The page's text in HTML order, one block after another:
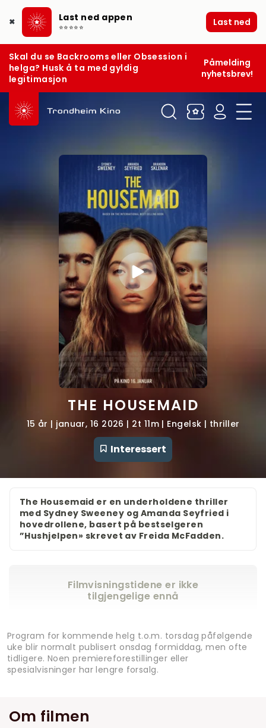
✖ Last ned appen
⭐⭐⭐⭐⭐ Last ned
Skal du se Backrooms eller Obsession i
helga? Husk å ta med gyldig
legitimasjon
Påmelding
nyhetsbrev!
THE HOUSEMAID
15 år | januar, 16 2026 | 2t 11m | Engelsk | thriller
Interessert
The Housemaid er en underholdene thriller
med Sydney Sweeney og Amanda Seyfried i
hovedrollene, basert på bestselgeren
”Hushjelpen» skrevet av Freida McFadden.
Filmvisningstidene er ikke
tilgjengelige ennå
Program for kommende helg t.o.m. torsdag påfølgende
uke blir normalt publisert onsdag formiddag, men ofte
tidligere. Noen premiereforestillinger eller
spesialvisninger har lengre forsalg.
Om filmen